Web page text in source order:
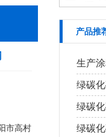
市高村
产品推
生产
绿碳
绿碳
绿碳